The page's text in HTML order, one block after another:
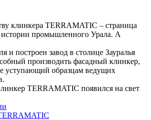
клинкера TERRAMATIC – страница
промышленного Урала. А
и построен завод в столице Зауралья
производить фасадный клинкер,
уступающий образцам ведущих
TERRAMATIC появился на свет